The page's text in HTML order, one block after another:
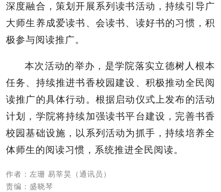
深度融合，策划开展系列读书活动，持续引导广
大师生养成爱读书、会读书、读好书的习惯，积
极参与阅读推广。
本次活动的举办，是学院落实立德树人根本
任务、持续推进书香校园建设、积极推动全民阅
读推广的具体行动。根据启动仪式上发布的活动
计划，学院将持续加强读书平台建设，完善书香
校园基础设施，以系列活动为抓手，持续培养全
体师生的阅读习惯，系统推进全民阅读。
作者：左珊 易莘昊（通讯员）
责编：盛晓琴